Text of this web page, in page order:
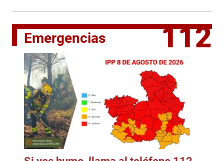
Emergencias 112